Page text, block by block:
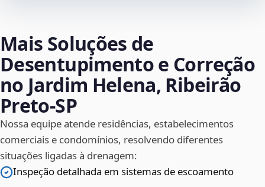
Mais Soluções de
Desentupimento e Correção
no Jardim Helena, Ribeirão
Preto‑SP
Nossa equipe atende residências, estabelecimentos
comerciais e condomínios, resolvendo diferentes
situações ligadas à drenagem:
Inspeção detalhada em sistemas de escoamento